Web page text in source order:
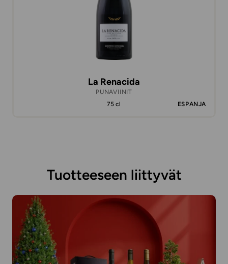
La Renacida
PUNAVIINIT
75 cl
ESPANJA
Tuotteeseen liittyvät